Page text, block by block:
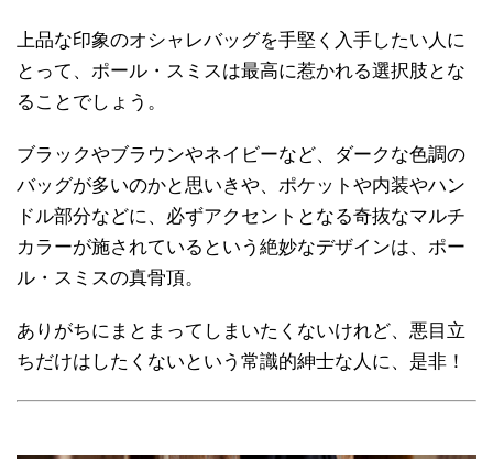
上品な印象のオシャレバッグを手堅く入手したい人に
とって、ポール・スミスは最高に惹かれる選択肢とな
ることでしょう。
ブラックやブラウンやネイビーなど、ダークな色調の
バッグが多いのかと思いきや、ポケットや内装やハン
ドル部分などに、必ずアクセントとなる奇抜なマルチ
カラーが施されているという絶妙なデザインは、ポー
ル・スミスの真骨頂。
ありがちにまとまってしまいたくないけれど、悪目立
ちだけはしたくないという常識的紳士な人に、是非！